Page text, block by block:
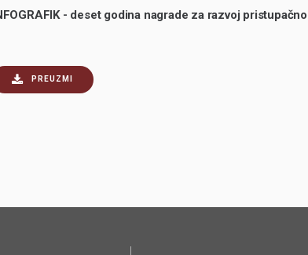
- deset godina nagrade za razvoj
PREUZMI